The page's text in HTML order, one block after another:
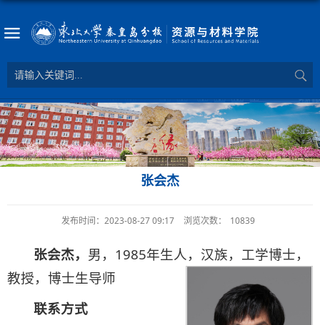
张会杰
发布时间：2023-08-27 09:17 浏览次数： 10839
张会杰， 男，1985年生人，汉族，工学博士，
教授，博士生导师
联系方式